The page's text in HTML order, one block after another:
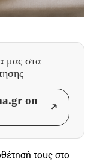
μας στα
on
τους στο